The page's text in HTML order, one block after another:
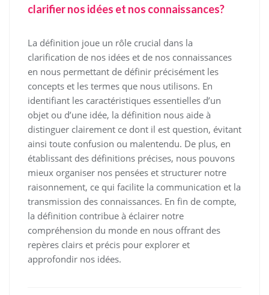
clarifier nos idées et nos connaissances?
La définition joue un rôle crucial dans la
clarification de nos idées et de nos connaissances
en nous permettant de définir précisément les
concepts et les termes que nous utilisons. En
identifiant les caractéristiques essentielles d’un
objet ou d’une idée, la définition nous aide à
distinguer clairement ce dont il est question, évitant
ainsi toute confusion ou malentendu. De plus, en
établissant des définitions précises, nous pouvons
mieux organiser nos pensées et structurer notre
raisonnement, ce qui facilite la communication et la
transmission des connaissances. En fin de compte,
la définition contribue à éclairer notre
compréhension du monde en nous offrant des
repères clairs et précis pour explorer et
approfondir nos idées.